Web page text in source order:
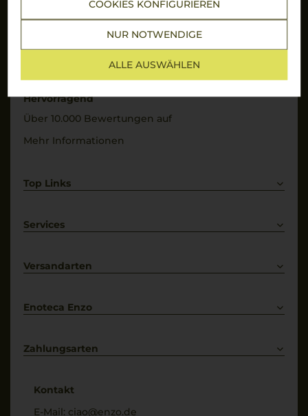
COOKIES KONFIGURIEREN
NUR NOTWENDIGE
ALLE AUSWÄHLEN
Sicherheit
SSL-Daten­verschlüs­selung: Ihre Daten können
nicht von Unbe­fugten gelesen werden.
Hervorragend
Über 10.000 Bewertungen auf
Mehr Informationen
Top Links
Weißwein
Services
Kontakt
Versandarten
Enoteca Enzo
Bewertungs-Richtlinien
Zahlungsarten
Kontakt
E-Mail: ciao@enzo.de